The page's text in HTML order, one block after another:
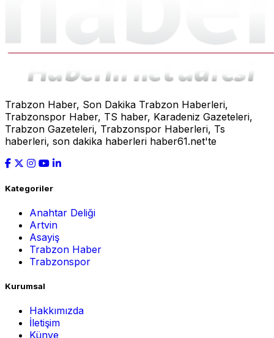
Trabzon Haber, Son Dakika Trabzon Haberleri,
Trabzonspor Haber, TS haber, Karadeniz Gazeteleri,
Trabzon Gazeteleri, Trabzonspor Haberleri, Ts
haberleri, son dakika haberleri haber61.net'te
Kategoriler
Anahtar Deliği
Artvin
Asayiş
Trabzon Haber
Trabzonspor
Kurumsal
Hakkımızda
İletişim
Künye